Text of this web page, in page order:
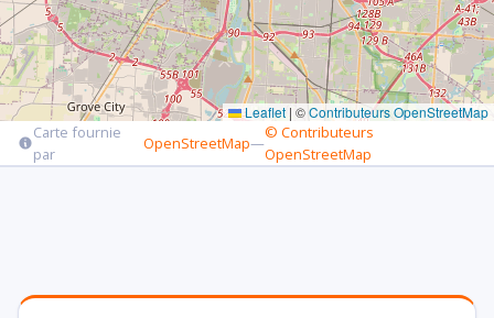
Leaflet | ©Contributeurs OpenStreetMap
Carte fournie
par
OpenStreetMap—
© Contributeurs
OpenStreetMap